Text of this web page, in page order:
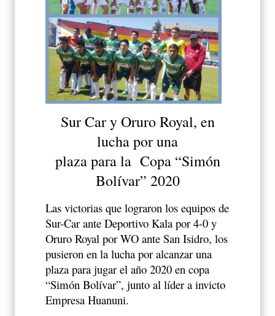
Sur Car y Oruro Royal, en
lucha por una
plaza para la Copa “Simón
Bolívar” 2020
Las victorias que lograron los equipos de
Sur-Car ante Deportivo Kala por 4-0 y
Oruro Royal por WO ante San Isidro, los
pusieron en la lucha por alcanzar una
plaza para jugar el año 2020 en copa
“Simón Bolívar”, junto al líder a invicto
Empresa Huanuni.